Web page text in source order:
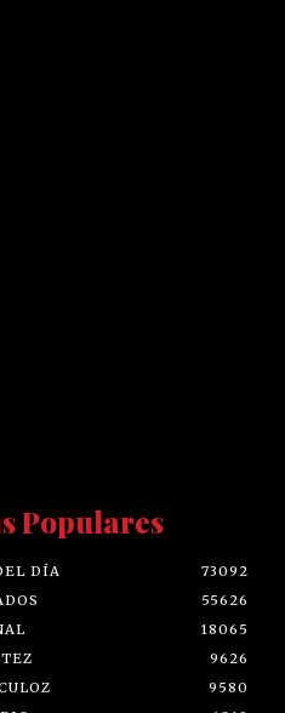
Populares
DÍA
73092
55626
18065
9626
9580